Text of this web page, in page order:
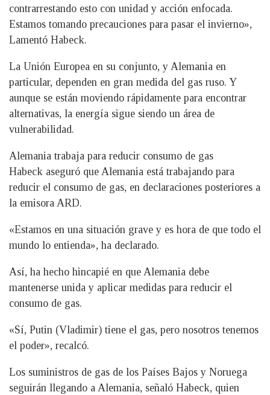
contrarrestando esto con unidad y acción enfocada.
Estamos tomando precauciones para pasar el invierno»,
Lamentó Habeck.
La Unión Europea en su conjunto, y Alemania en
particular, dependen en gran medida del gas ruso. Y
aunque se están moviendo rápidamente para encontrar
alternativas, la energía sigue siendo un área de
vulnerabilidad.
Alemania trabaja para reducir consumo de gas
Habeck aseguró que Alemania está trabajando para
reducir el consumo de gas, en declaraciones posteriores a
la emisora ARD.
«Estamos en una situación grave y es hora de que todo el
mundo lo entienda», ha declarado.
Así, ha hecho hincapié en que Alemania debe
mantenerse unida y aplicar medidas para reducir el
consumo de gas.
«Sí, Putin (Vladimir) tiene el gas, pero nosotros tenemos
el poder», recalcó.
Los suministros de gas de los Países Bajos y Noruega
seguirán llegando a Alemania, señaló Habeck, quien